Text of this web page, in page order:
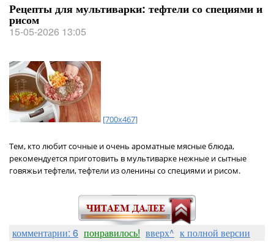
Рецепты для мультиварки: тефтели со специями и
рисом
15-05-2026 13:05
[700x467]
Тем, кто любит сочные и очень ароматные мясные блюда,
рекомендуется приготовить в мультиварке нежные и сытные
говяжьи тефтели, тефтели из оленины со специями и рисом.
комментарии: 6 понравилось! вверх^ к полной версии